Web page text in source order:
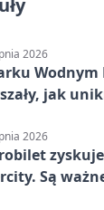
2026
Wodnym
jak
2026
zyskuje
Są